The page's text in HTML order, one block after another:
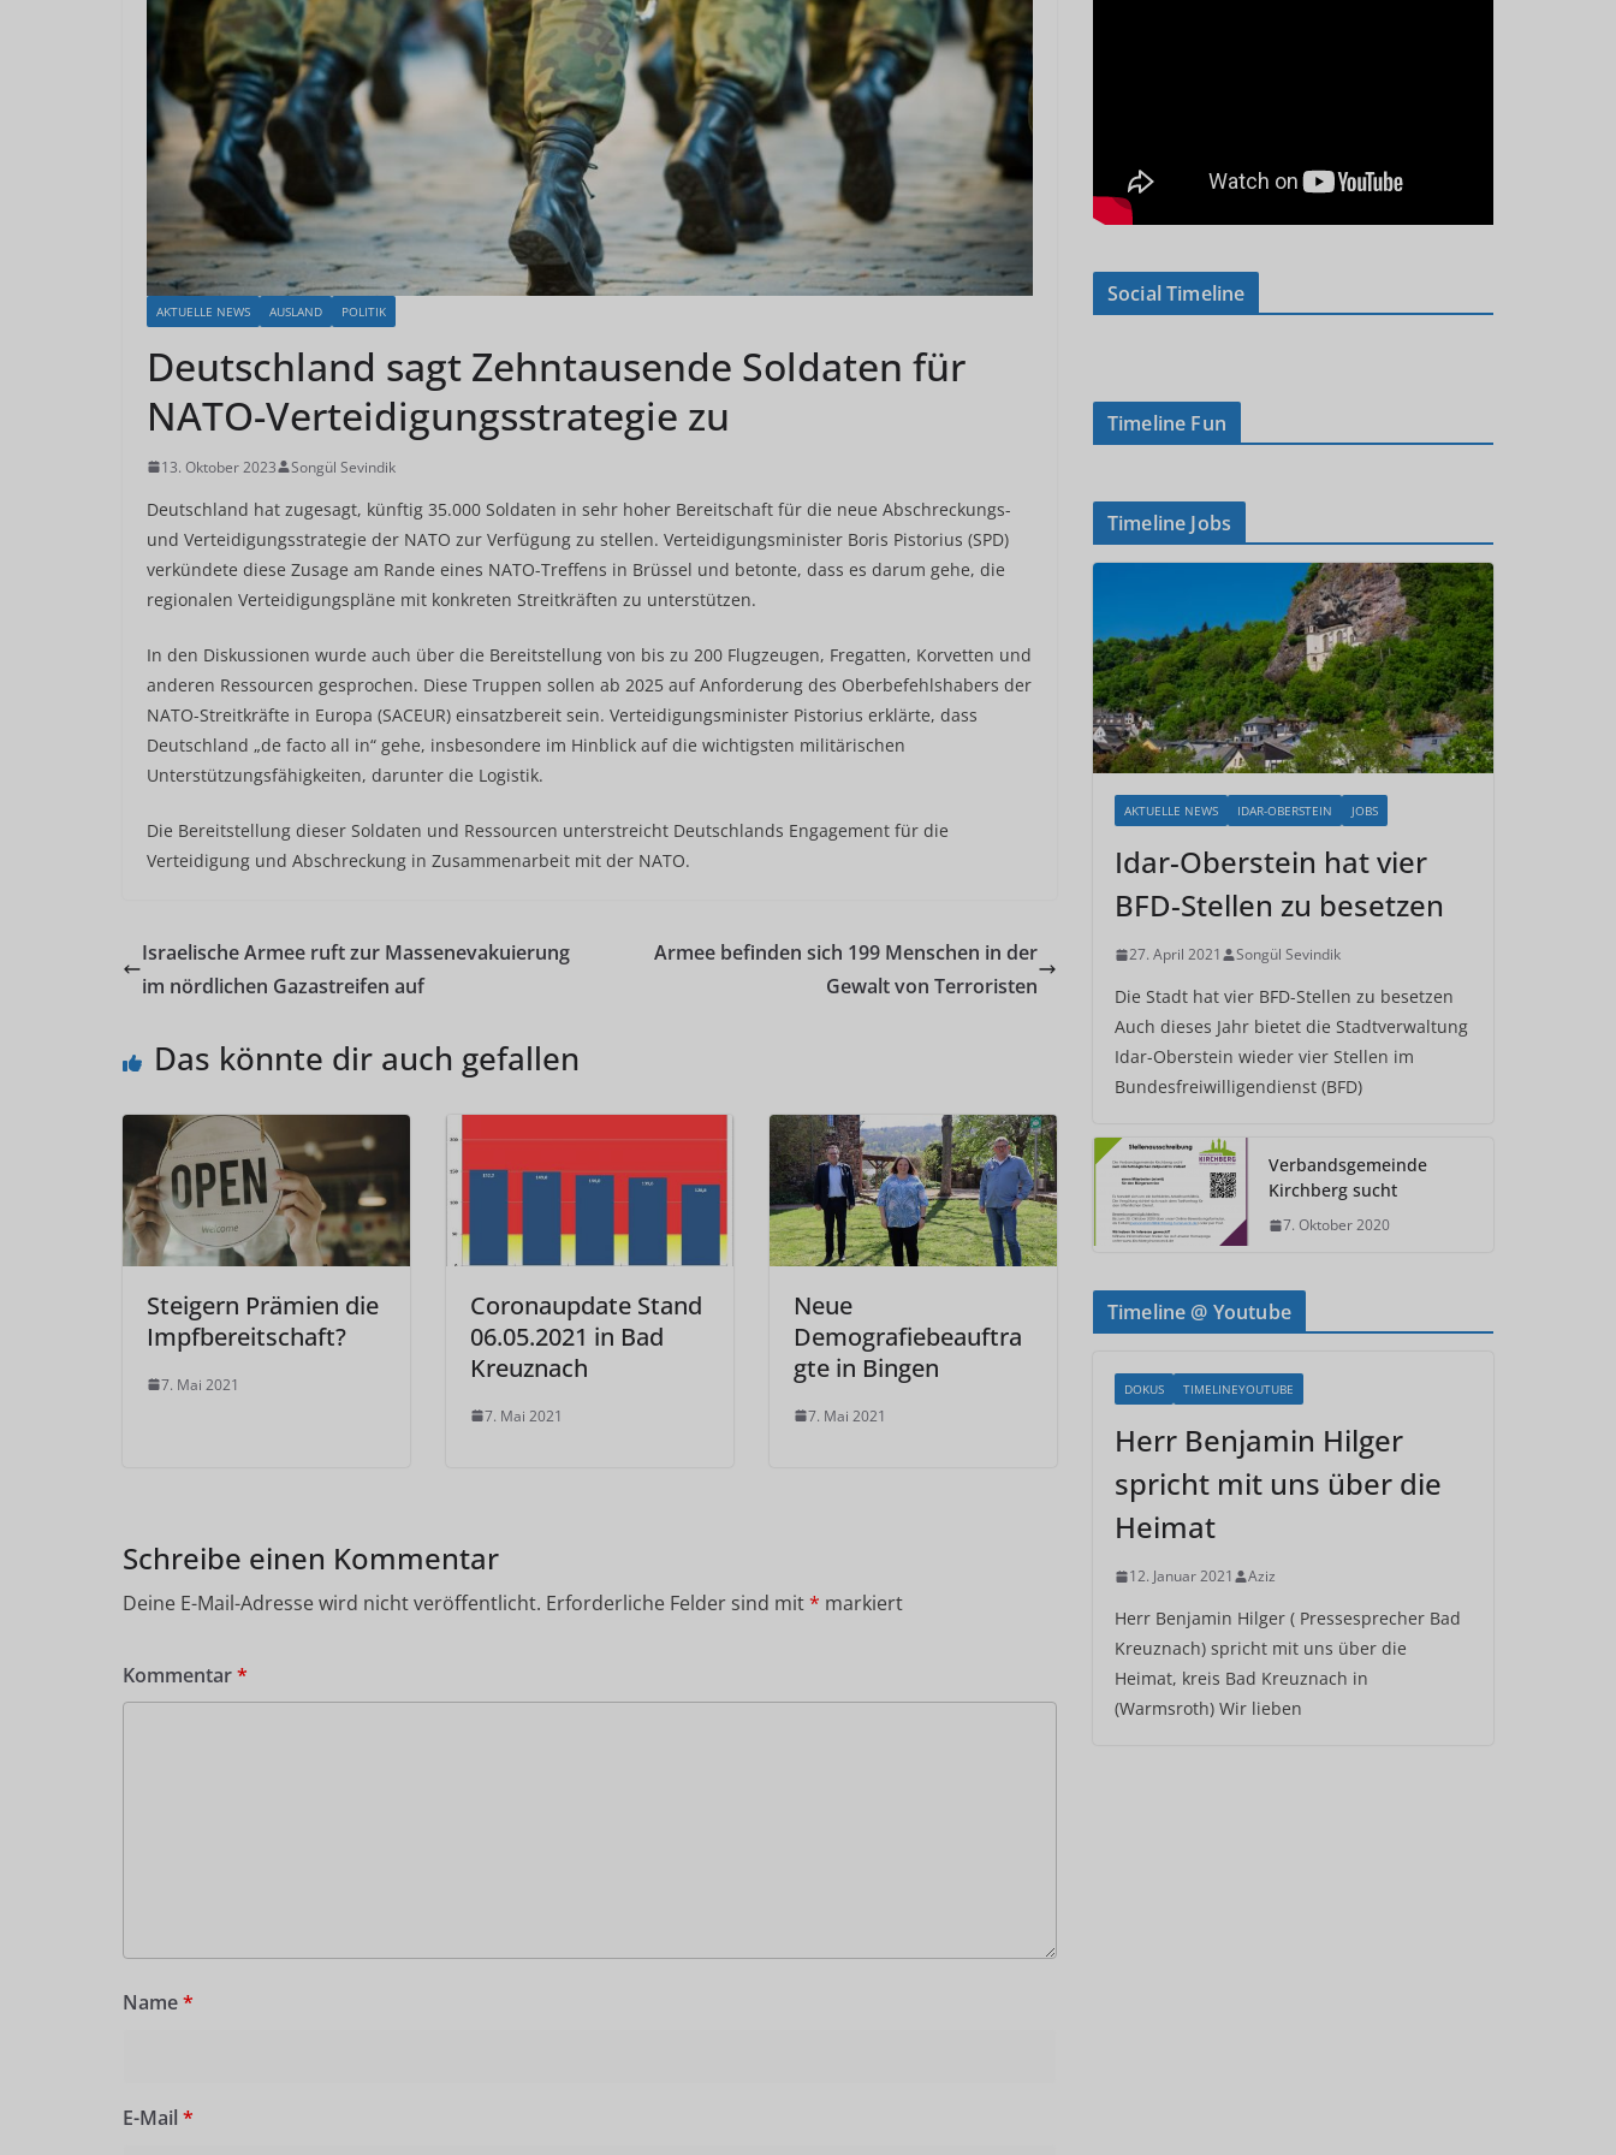
AKTUELLE NEWS AUSLAND POLITIK
Deutschland sagt Zehntausende Soldaten für
NATO-Verteidigungsstrategie zu
13. Oktober 2023 Songül Sevindik
Deutschland hat zugesagt, künftig 35.000 Soldaten in sehr hoher Bereitschaft für die neue Abschreckungs-
und Verteidigungsstrategie der NATO zur Verfügung zu stellen. Verteidigungsminister Boris Pistorius (SPD)
verkündete diese Zusage am Rande eines NATO-Treffens in Brüssel und betonte, dass es darum gehe, die
regionalen Verteidigungspläne mit konkreten Streitkräften zu unterstützen.
In den Diskussionen wurde auch über die Bereitstellung von bis zu 200 Flugzeugen, Fregatten, Korvetten und
anderen Ressourcen gesprochen. Diese Truppen sollen ab 2025 auf Anforderung des Oberbefehlshabers der
NATO-Streitkräfte in Europa (SACEUR) einsatzbereit sein. Verteidigungsminister Pistorius erklärte, dass
Deutschland „de facto all in“ gehe, insbesondere im Hinblick auf die wichtigsten militärischen
Unterstützungsfähigkeiten, darunter die Logistik.
Die Bereitstellung dieser Soldaten und Ressourcen unterstreicht Deutschlands Engagement für die
Verteidigung und Abschreckung in Zusammenarbeit mit der NATO.
Israelische Armee ruft zur Massenevakuierung
im nördlichen Gazastreifen auf
Armee befinden sich 199 Menschen in der
Gewalt von Terroristen
Das könnte dir auch gefallen
Steigern Prämien die
Impfbereitschaft?
7. Mai 2021
Coronaupdate Stand
06.05.2021 in Bad
Kreuznach
7. Mai 2021
Neue
Demografiebeauftra
gte in Bingen
7. Mai 2021
Schreibe einen Kommentar
Deine E-Mail-Adresse wird nicht veröffentlicht. Erforderliche Felder sind mit* markiert
Kommentar*
Name*
E-Mail *
Social Timeline
Timeline Fun
Timeline Jobs
AKTUELLE NEWS IDAR-OBERSTEIN JOBS
Idar-Oberstein hat vier
BFD-Stellen zu besetzen
27. April 2021 Songül Sevindik
Die Stadt hat vier BFD-Stellen zu besetzen
Auch dieses Jahr bietet die Stadtverwaltung
Idar-Oberstein wieder vier Stellen im
Bundesfreiwilligendienst (BFD)
Verbandsgemeinde
Kirchberg sucht
7. Oktober 2020
Timeline @ Youtube
DOKUS TIMELINEYOUTUBE
Herr Benjamin Hilger
spricht mit uns über die
Heimat
12. Januar 2021 Aziz
Herr Benjamin Hilger ( Pressesprecher Bad
Kreuznach) spricht mit uns über die
Heimat, kreis Bad Kreuznach in
(Warmsroth) Wir lieben